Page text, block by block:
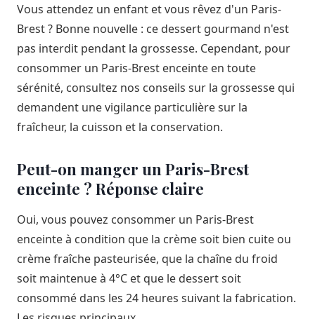
Vous attendez un enfant et vous rêvez d'un Paris-
Brest ? Bonne nouvelle : ce dessert gourmand n'est
pas interdit pendant la grossesse. Cependant, pour
consommer un Paris-Brest enceinte en toute
sérénité, consultez nos conseils sur la grossesse qui
demandent une vigilance particulière sur la
fraîcheur, la cuisson et la conservation.
Peut-on manger un Paris-Brest
enceinte ? Réponse claire
Oui, vous pouvez consommer un Paris-Brest
enceinte à condition que la crème soit bien cuite ou
crème fraîche pasteurisée, que la chaîne du froid
soit maintenue à 4°C et que le dessert soit
consommé dans les 24 heures suivant la fabrication.